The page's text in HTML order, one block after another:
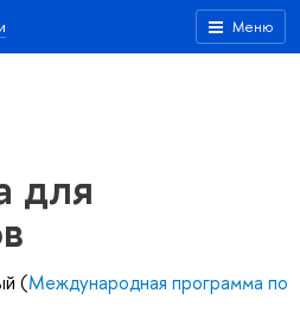
Меню
для
(Международная программа по